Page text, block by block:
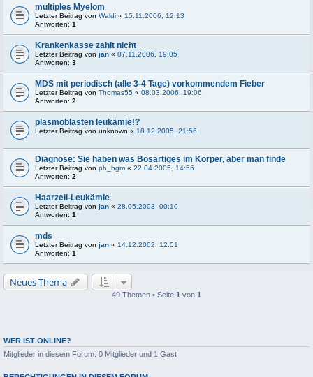
multiples Myelom
Letzter Beitrag von Waldi « 15.11.2006, 12:13
Antworten: 1
Krankenkasse zahlt nicht
Letzter Beitrag von jan « 07.11.2006, 19:05
Antworten: 3
MDS mit periodisch (alle 3-4 Tage) vorkommendem Fieber
Letzter Beitrag von Thomas55 « 08.03.2006, 19:06
Antworten: 2
plasmoblasten leukämie!?
Letzter Beitrag von unknown « 18.12.2005, 21:56
Diagnose: Sie haben was Bösartiges im Körper, aber man finde
Letzter Beitrag von ph_bgm « 22.04.2005, 14:56
Antworten: 2
Haarzell-Leukämie
Letzter Beitrag von jan « 28.05.2003, 00:10
Antworten: 1
mds
Letzter Beitrag von jan « 14.12.2002, 12:51
Antworten: 1
Neues Thema
49 Themen • Seite 1 von 1
WER IST ONLINE?
Mitglieder in diesem Forum: 0 Mitglieder und 1 Gast